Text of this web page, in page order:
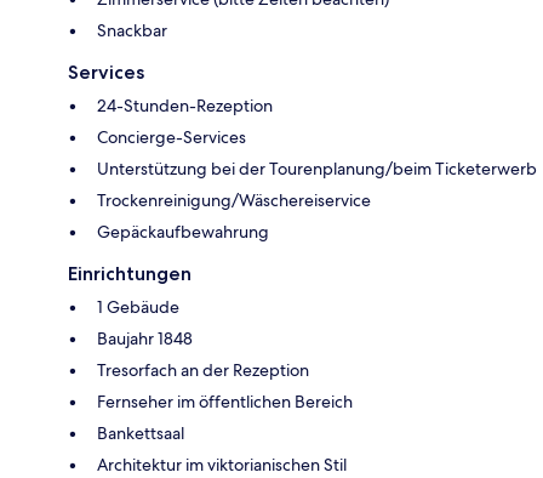
Snackbar
Services
24-Stunden-Rezeption
Concierge-Services
Unterstützung bei der Tourenplanung/beim Ticketerwerb
Trockenreinigung/Wäschereiservice
Gepäckaufbewahrung
Einrichtungen
1 Gebäude
Baujahr 1848
Tresorfach an der Rezeption
Fernseher im öffentlichen Bereich
Bankettsaal
Architektur im viktorianischen Stil